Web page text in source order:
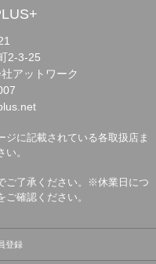
2-3-25
アットワーク
に記載されている各取扱店ま
。
ご了承ください。※休業日につ
確認ください。
登録